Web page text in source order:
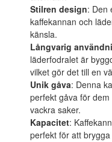
Stilren design: Den
kaffekannan och
känsla.
Långvarig
läderfodralet är
vilket gör det till en
Unik gåva: Denna
perfekt gåva för
vackra saker.
Kapacitet:
perfekt för att